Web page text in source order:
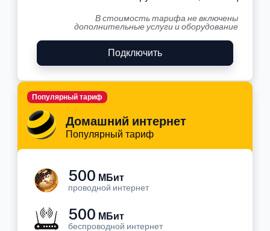
В стоимость тарифа не включены
дополнительные услуги и оборудование
Подключить
Домашний интернет
Популярный тариф
Популярный тариф
500 МБит
проводной интернет
500 МБит
беспроводной интернет